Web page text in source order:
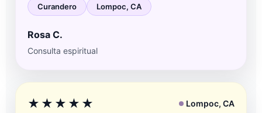
Curandero Lompoc, CA
Rosa C.
Consulta espiritual
★★★★★ Lompoc, CA